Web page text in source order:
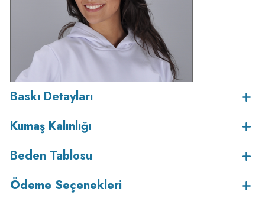
Baskı Detayları
Kumaş Kalınlığı
Beden Tablosu
Ödeme Seçenekleri